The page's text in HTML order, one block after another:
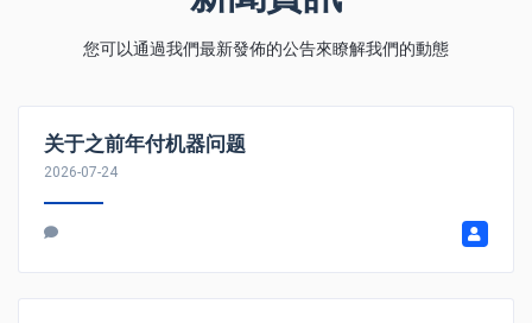
您可以通過我們最新發佈的公告來瞭解我們的動態
关于之前年付机器问题
2026-07-24